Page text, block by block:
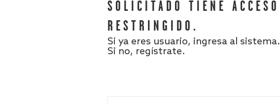
SOLICITADO TIENE ACCESO
RESTRINGIDO.
Si ya eres usuario, ingresa al sistema.
Si no, regístrate.